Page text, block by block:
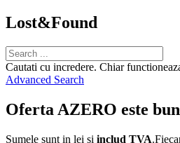
Lost&Found
Cautati cu incredere. Chiar
Advanced Search
Oferta AZERO este
Sumele sunt in lei si includ TVA